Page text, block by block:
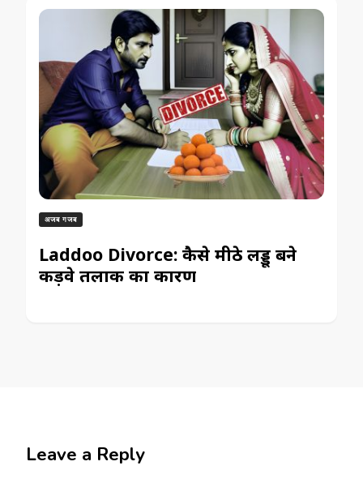
अजब गजब
Laddoo Divorce: कैसे मीठे लड्डू बने
कड़वे तलाक का कारण
Leave a Reply